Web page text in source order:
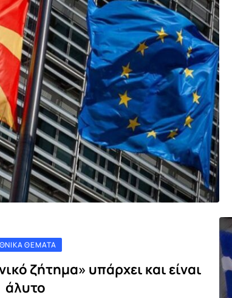
ΘΈΜΑΤΑ
ζήτημα» υπάρχει και είναι
άλυτο